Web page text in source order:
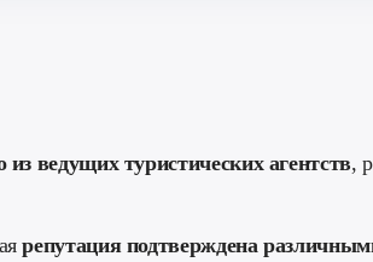
ведущих туристических агентств,
репутация подтверждена